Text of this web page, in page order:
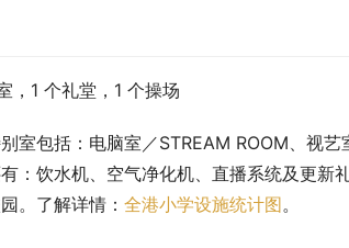
，1 个礼堂，1 个操场
室包括：电脑室／STREAM ROOM、视
：饮水机、空气净化机、直播系统及更新
。了解详情： 全港小学设施统计图。